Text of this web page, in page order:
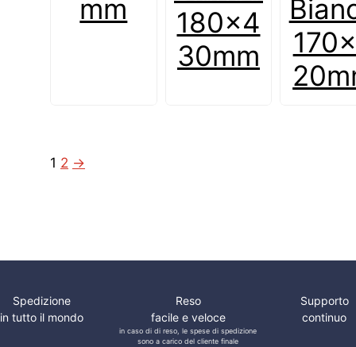
mm
180x4
30mm
1 2 →
Spedizione
in tutto il mondo
Reso
facile e veloce
in caso di di reso, le spese di spedizione
sono a carico del cliente finale
Supporto
continuo